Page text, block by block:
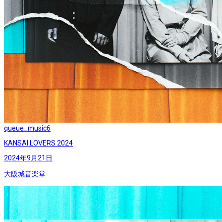
queue_music6
KANSAI LOVERS 2024
2024年9月21日
大阪城音楽堂